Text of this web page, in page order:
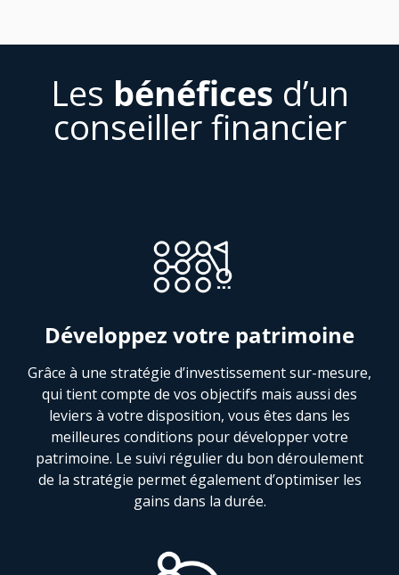
Les bénéfices d’un
conseiller financier
Développez votre patrimoine
Grâce à une stratégie d’investissement sur-mesure,
qui tient compte de vos objectifs mais aussi des
leviers à votre disposition, vous êtes dans les
meilleures conditions pour développer votre
patrimoine. Le suivi régulier du bon déroulement
de la stratégie permet également d’optimiser les
gains dans la durée.